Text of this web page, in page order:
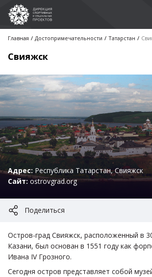
Главная Достопримечательноcти Татарстан
Свияжск
Адрес: Республика Татарстан, Свияжск
Сайт: ostrovgrad.org
Поделиться
Остров-град Свияжск, расположенный в
Казани, был основан в 1551 году как
Ивана IV Грозного.
Сегодня остров представляет собой